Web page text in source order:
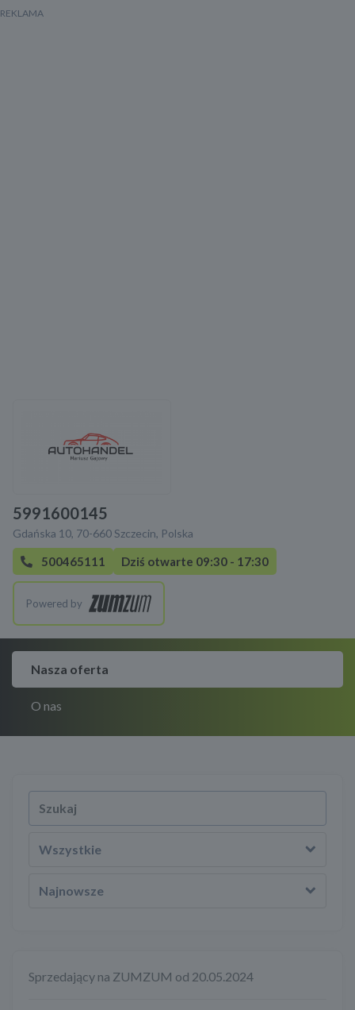
5991600145
Gdańska 10, 70-660 Szczecin, Polska
500465111 Dziś otwarte 09:30 - 17:30
Powered by
Nasza oferta
O nas
Wszystkie
Najnowsze
Sprzedający na ZUMZUM od 20.05.2024